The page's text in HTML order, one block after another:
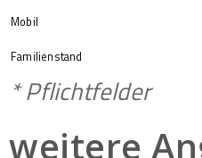
Mobil
Familienstand
* Pflichtfelder
weitere